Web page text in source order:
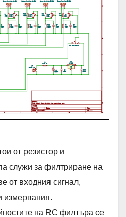
от резистор и
служи за филтриране на
от входния сигнал,
измервания.
на RC филтъра се